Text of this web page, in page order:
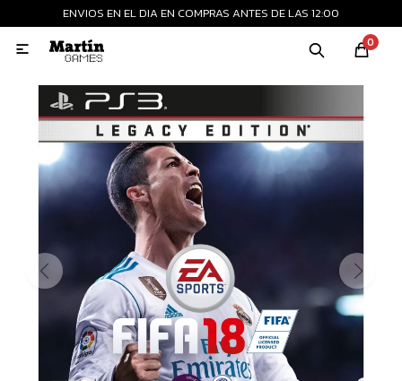
ENVIOS EN EL DIA EN COMPRAS ANTES DE LAS 12:00
0

MI CUENTA
Consolas nuevas
Consolas recertificadas
Juegos
Accesorios